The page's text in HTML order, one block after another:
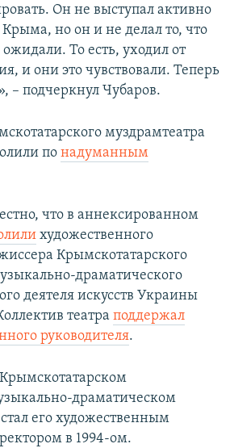
Он не выступал активно
но он и не делал то, что
То есть, уходил от
и они это чувствовали. Теперь
– подчеркнул Чубаров.
муздрамтеатра
по надуманным
что в аннексированном
художественного
Крымскотатарского
драматического
деятеля искусств Украины
театра поддержал
руководителя.
драматическом
стал его художественным
в 1994-ом.